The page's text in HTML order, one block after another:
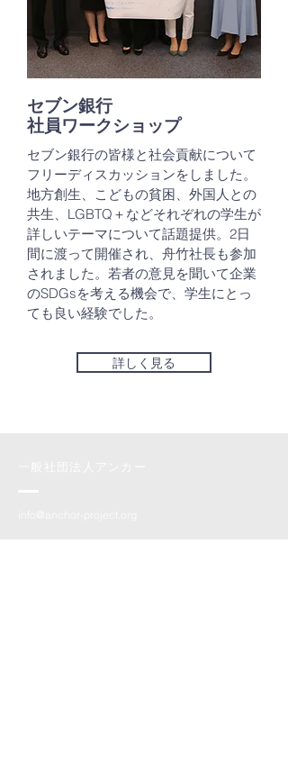
​セブン銀行
社員ワークショップ
セブン銀行の皆様と社会貢献について
フリーディスカッションをしました。
地方創生、こどもの貧困、外国人との
共生、LGBTQ＋などそれぞれの学生が
詳しいテーマについて話題提供。2日
間に渡って開催され、舟竹社長も参加
されました。若者の意見を聞いて企業
のSDGsを考える機会で、学生にとっ
ても良い経験でした。
詳しく見る